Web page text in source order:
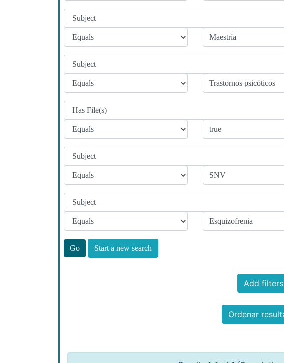
Start a new search
Add
Ordenar